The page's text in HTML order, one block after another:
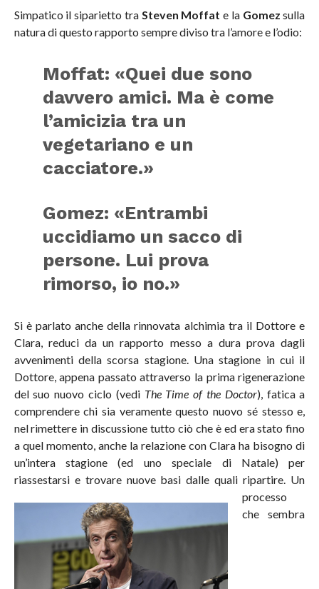
Simpatico il siparietto tra Steven Moffat e la Gomez sulla
natura di questo rapporto sempre diviso tra l’amore e l’odio:
Moffat: «Quei due sono
davvero amici. Ma è come
l’amicizia tra un
vegetariano e un
cacciatore.»
Gomez: «Entrambi
uccidiamo un sacco di
persone. Lui prova
rimorso, io no.»
Si è parlato anche della rinnovata alchimia tra il Dottore e
Clara, reduci da un rapporto messo a dura prova dagli
avvenimenti della scorsa stagione. Una stagione in cui il
Dottore, appena passato attraverso la prima rigenerazione
del suo nuovo ciclo (vedi The Time of the Doctor), fatica a
comprendere chi sia veramente questo nuovo sé stesso e,
nel rimettere in discussione tutto ciò che è ed era stato fino
a quel momento, anche la relazione con Clara ha bisogno di
un’intera stagione (ed uno speciale di Natale) per
riassestarsi e trovare nuove basi dalle quali ripartire. Un
processo
che sembra